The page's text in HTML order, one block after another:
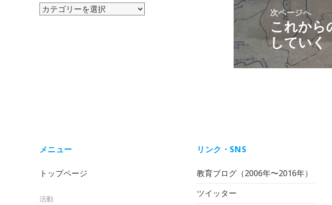
カ
シ
ョ
ン
次ページへ
次
の
稿:
これから
していく
メニュー
トップページ
活動
リンク・SNS
教育ブログ（2006年〜2016年）
ツイッター